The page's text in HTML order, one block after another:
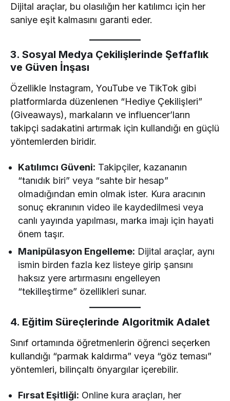
Dijital araçlar, bu olasılığın her katılımcı için her
saniye eşit kalmasını garanti eder.
3. Sosyal Medya Çekilişlerinde Şeffaflık
ve Güven İnşası
Özellikle Instagram, YouTube ve TikTok gibi
platformlarda düzenlenen “Hediye Çekilişleri”
(Giveaways), markaların ve influencer’ların
takipçi sadakatini artırmak için kullandığı en güçlü
yöntemlerden biridir.
Katılımcı Güveni: Takipçiler, kazananın
“tanıdık biri” veya “sahte bir hesap”
olmadığından emin olmak ister. Kura aracının
sonuç ekranının video ile kaydedilmesi veya
canlı yayında yapılması, marka imajı için hayati
önem taşır.
Manipülasyon Engelleme: Dijital araçlar, aynı
ismin birden fazla kez listeye girip şansını
haksız yere artırmasını engelleyen
“tekilleştirme” özellikleri sunar.
4. Eğitim Süreçlerinde Algoritmik Adalet
Sınıf ortamında öğretmenlerin öğrenci seçerken
kullandığı “parmak kaldırma” veya “göz teması”
yöntemleri, bilinçaltı önyargılar içerebilir.
Fırsat Eşitliği: Online kura araçları, her